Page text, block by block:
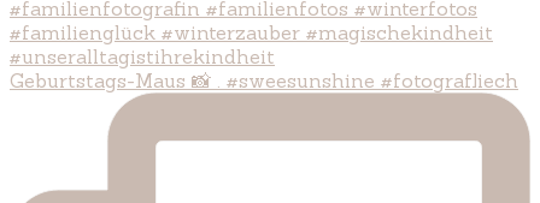
Geburtstags-Maus 📸 . #sweesunshine #fotografliech